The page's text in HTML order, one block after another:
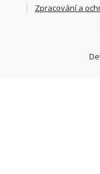
Zpracování a